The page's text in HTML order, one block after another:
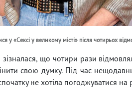
у «Сексі у великому місті» після чотирьох
що чотири рази
свою думку. Під час
не хотіла погоджуватися